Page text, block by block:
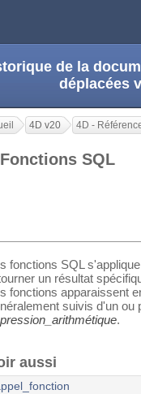
de la
déplacées
4D v20 4D -
Fonctions SQL
fonctions SQL
un résultat
fonctions apparaissent
suivis d'un ou
.
aussi